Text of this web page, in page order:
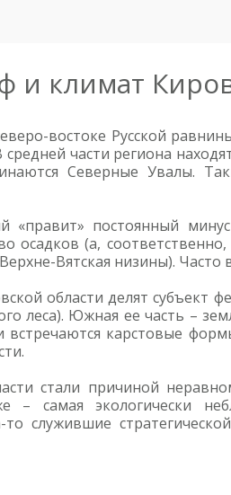
и климат
востоке Русской
части региона
Северные Увалы.
«правит» постоянный
осадков (а,
Вятская низины).
области делят субъект
леса). Южная ее часть –
карстовые
стали причиной
самая экологически
служившие